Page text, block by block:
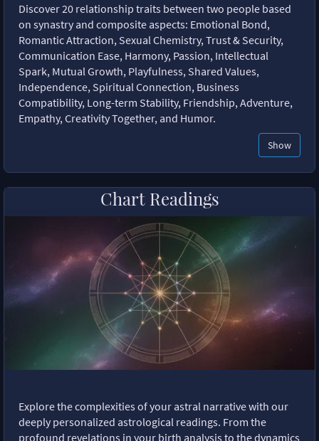
Discover 20 relationship traits between two people based
on synastry and composite aspects: Emotional Bond,
Romantic Attraction, Sexual Chemistry, Trust & Security,
Communication Ease, Harmony, Passion, Intellectual
Spark, Mutual Growth, Playfulness, Shared Values,
Independence, Spiritual Connection, Business
Compatibility, Long-term Stability, Friendship, Adventure,
Empathy, Creativity Together, and Humor.
Show
Chart Readings
Explore the complexities of your astral narrative with our
deeply personalized astrological readings. From the
profound revelations in your birth analysis to the dynamics